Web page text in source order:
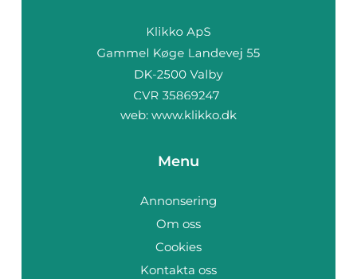
web: www.klikko.dk
Menu
Annonsering
Om oss
Cookies
Kontakta oss